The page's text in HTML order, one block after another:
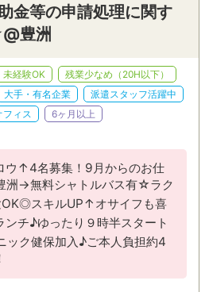
金等の申請処理に関す
豊洲
未経験OK
残業少なめ（20H以下）
大手・有名企業
派遣スタッフ活躍中
フィス 6ヶ月以上
ウ↑4名募集！9月からのお仕
洲→無料シャトルバス有☆ラク
OK◎スキルUP↑オサイフも喜
ンチ♪ゆったり９時半スタート
ク健保加入♪ご本人負担約4